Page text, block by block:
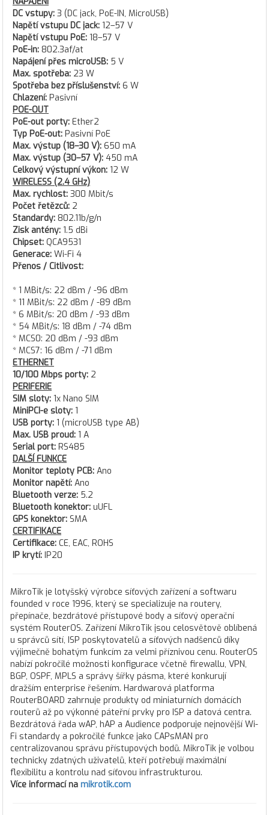
DC vstupy: 3 (DC jack, PoE-IN, MicroUSB)
Napětí vstupu DC jack: 12–57 V
Napětí vstupu PoE: 18–57 V
PoE-in: 802.3af/at
Napájení přes microUSB: 5 V
Max. spotřeba: 23 W
Spotřeba bez příslušenství: 6 W
Chlazení: Pasivní
POE-OUT
PoE-out porty: Ether2
Typ PoE-out: Pasivní PoE
Max. výstup (18–30 V): 650 mA
Max. výstup (30–57 V): 450 mA
Celkový výstupní výkon: 12 W
WIRELESS (2.4 GHz)
Max. rychlost: 300 Mbit/s
Počet řetězců: 2
Standardy: 802.11b/g/n
Zisk antény: 1.5 dBi
Chipset: QCA9531
Generace: Wi-Fi 4
Přenos / Citlivost:
* 1 MBit/s: 22 dBm / -96 dBm
* 11 MBit/s: 22 dBm / -89 dBm
* 6 MBit/s: 20 dBm / -93 dBm
* 54 MBit/s: 18 dBm / -74 dBm
* MCS0: 20 dBm / -93 dBm
* MCS7: 16 dBm / -71 dBm
ETHERNET
10/100 Mbps porty: 2
PERIFERIE
SIM sloty: 1x Nano SIM
MiniPCI-e sloty: 1
USB porty: 1 (microUSB type AB)
Max. USB proud: 1 A
Serial port: RS485
DALŠÍ FUNKCE
Monitor teploty PCB: Ano
Monitor napětí: Ano
Bluetooth verze: 5.2
Bluetooth konektor: uUFL
GPS konektor: SMA
CERTIFIKACE
Certifikace: CE, EAC, ROHS
IP krytí: IP20
MikroTik je lotyšský výrobce síťových zařízení a softwaru
founded v roce 1996, který se specializuje na routery,
přepínače, bezdrátové přístupové body a síťový operační
systém RouterOS. Zařízení MikroTik jsou celosvětově oblíbená
u správců sítí, ISP poskytovatelů a síťových nadšenců díky
výjimečně bohatým funkcím za velmi příznivou cenu. RouterOS
nabízí pokročilé možnosti konfigurace včetně firewallu, VPN,
BGP, OSPF, MPLS a správy šířky pásma, které konkurují
dražším enterprise řešením. Hardwarová platforma
RouterBOARD zahrnuje produkty od miniaturních domácích
routerů až po výkonné páteřní prvky pro ISP a datová centra.
Bezdrátová řada wAP, hAP a Audience podporuje nejnovější Wi-
Fi standardy a pokročilé funkce jako CAPsMAN pro
centralizovanou správu přístupových bodů. MikroTik je volbou
technicky zdatných uživatelů, kteří potřebují maximální
flexibilitu a kontrolu nad síťovou infrastrukturou.
Více informací na mikrotik.com